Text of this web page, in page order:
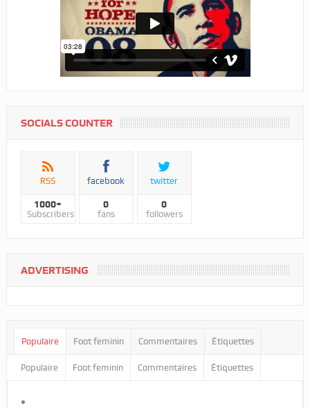
SOCIALS COUNTER
RSS
1000+
Subscribers
facebook
0
fans
twitter
0
followers
ADVERTISING
Populaire Foot feminin Commentaires Étiquettes
Populaire Foot feminin Commentaires Étiquettes